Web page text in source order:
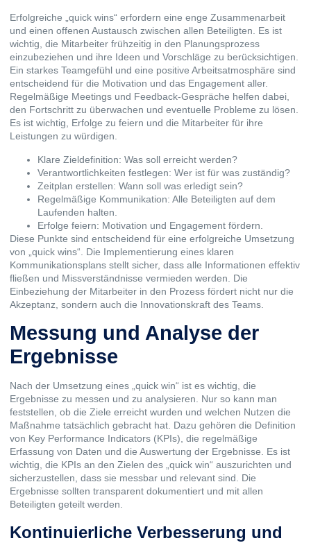
Erfolgreiche „quick wins“ erfordern eine enge Zusammenarbeit
und einen offenen Austausch zwischen allen Beteiligten. Es ist
wichtig, die Mitarbeiter frühzeitig in den Planungsprozess
einzubeziehen und ihre Ideen und Vorschläge zu berücksichtigen.
Ein starkes Teamgefühl und eine positive Arbeitsatmosphäre sind
entscheidend für die Motivation und das Engagement aller.
Regelmäßige Meetings und Feedback-Gespräche helfen dabei,
den Fortschritt zu überwachen und eventuelle Probleme zu lösen.
Es ist wichtig, Erfolge zu feiern und die Mitarbeiter für ihre
Leistungen zu würdigen.
Klare Zieldefinition: Was soll erreicht werden?
Verantwortlichkeiten festlegen: Wer ist für was zuständig?
Zeitplan erstellen: Wann soll was erledigt sein?
Regelmäßige Kommunikation: Alle Beteiligten auf dem
Laufenden halten.
Erfolge feiern: Motivation und Engagement fördern.
Diese Punkte sind entscheidend für eine erfolgreiche Umsetzung
von „quick wins“. Die Implementierung eines klaren
Kommunikationsplans stellt sicher, dass alle Informationen effektiv
fließen und Missverständnisse vermieden werden. Die
Einbeziehung der Mitarbeiter in den Prozess fördert nicht nur die
Akzeptanz, sondern auch die Innovationskraft des Teams.
Messung und Analyse der
Ergebnisse
Nach der Umsetzung eines „quick win“ ist es wichtig, die
Ergebnisse zu messen und zu analysieren. Nur so kann man
feststellen, ob die Ziele erreicht wurden und welchen Nutzen die
Maßnahme tatsächlich gebracht hat. Dazu gehören die Definition
von Key Performance Indicators (KPIs), die regelmäßige
Erfassung von Daten und die Auswertung der Ergebnisse. Es ist
wichtig, die KPIs an den Zielen des „quick win“ auszurichten und
sicherzustellen, dass sie messbar und relevant sind. Die
Ergebnisse sollten transparent dokumentiert und mit allen
Beteiligten geteilt werden.
Kontinuierliche Verbesserung und